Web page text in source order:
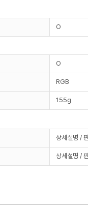
O
O
RGB
155g
상세설명 /
상세설명 /